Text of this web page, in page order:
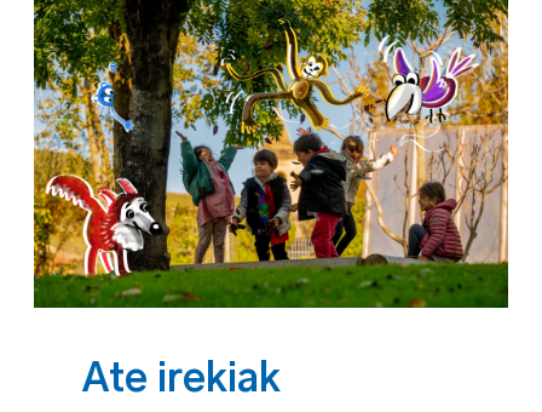
Ate irekiak